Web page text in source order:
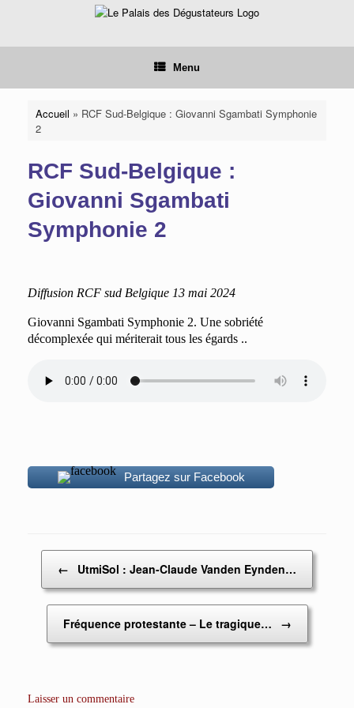
Menu
Accueil » RCF Sud-Belgique : Giovanni Sgambati Symphonie
2
RCF Sud-Belgique :
Giovanni Sgambati
Symphonie 2
Diffusion RCF sud Belgique 13 mai 2024
Giovanni Sgambati Symphonie 2. Une sobriété
décomplexée qui mériterait tous les égards ..
Partagez sur Facebook
← UtmiSol : Jean-Claude Vanden Eynden…
Fréquence protestante – Le tragique… →
Laisser un commentaire